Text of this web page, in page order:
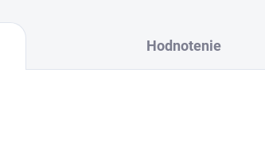
Hodnotenie